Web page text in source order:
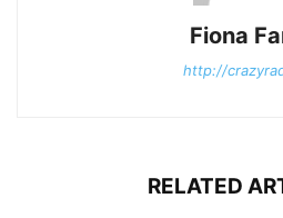
Fiona
http://
RELATED